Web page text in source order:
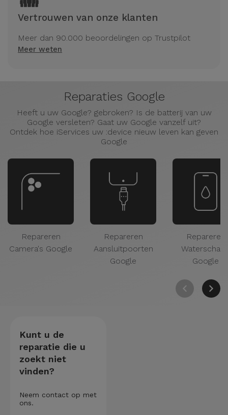
Vertrouwen van onze klanten
Meer dan 90.000 beoordelingen op Trustpilot
Meer weten
Reparaties Google
Heeft u uw Google? gebroken? Is de batterij van uw
Google versleten? Gaat uw Google vanzelf uit?
Ontdek hoe iServices uw :device nieuw leven kan geven
Google
Repareren
Camera's Google
Repareren
Aansluitpoorten
Google
Repareren
Google
Kunt u de
reparatie die u
zoekt niet
vinden?
Neem contact op met
ons.